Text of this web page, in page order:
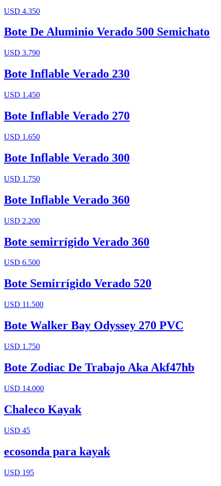
USD 4.350
Bote De Aluminio Verado 500 Semichato
USD 3.790
Bote Inflable Verado 230
USD 1.450
Bote Inflable Verado 270
USD 1.650
Bote Inflable Verado 300
USD 1.750
Bote Inflable Verado 360
USD 2.200
Bote semirrígido Verado 360
USD 6.500
Bote Semirrígido Verado 520
USD 11.500
Bote Walker Bay Odyssey 270 PVC
USD 1.750
Bote Zodiac De Trabajo Aka Akf47hb
USD 14.000
Chaleco Kayak
USD 45
ecosonda para kayak
USD 195